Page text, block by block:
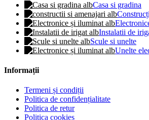
Casa si gradina
Instalatii de
Scule si unelte
Unelte
Informații
Termeni și condiții
Politica de confidențialitate
Politica de retur
Politica cookies